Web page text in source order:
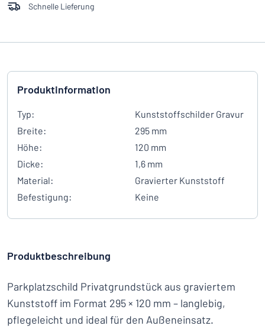
Schnelle Lieferung
Produktinformation
Typ:
Kunststoffschilder Gravur
Breite:
295 mm
Höhe:
120 mm
Dicke:
1,6 mm
Material:
Gravierter Kunststoff
Befestigung:
Keine
Produktbeschreibung
Parkplatzschild Privatgrundstück aus graviertem
Kunststoff im Format 295 × 120 mm – langlebig,
pflegeleicht und ideal für den Außeneinsatz.